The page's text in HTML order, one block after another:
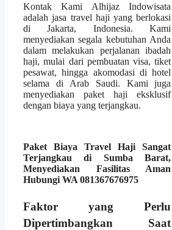
Kontak Kami Alhijaz Indowisata
adalah jasa travel haji yang berlokasi
di Jakarta, Indonesia. Kami
menyediakan segala kebutuhan Anda
dalam melakukan perjalanan ibadah
haji, mulai dari pembuatan visa, tiket
pesawat, hingga akomodasi di hotel
selama di Arab Saudi. Kami juga
menyediakan paket haji eksklusif
dengan biaya yang terjangkau.
Paket Biaya Travel Haji Sangat
Terjangkau di Sumba Barat,
Menyediakan Fasilitas Aman
Hubungi WA 081367676975
Faktor yang Perlu
Dipertimbangkan Saat